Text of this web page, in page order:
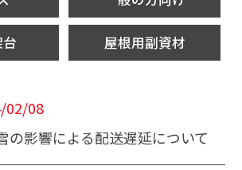
屋根用副資材
02/08
の影響による配送遅延について